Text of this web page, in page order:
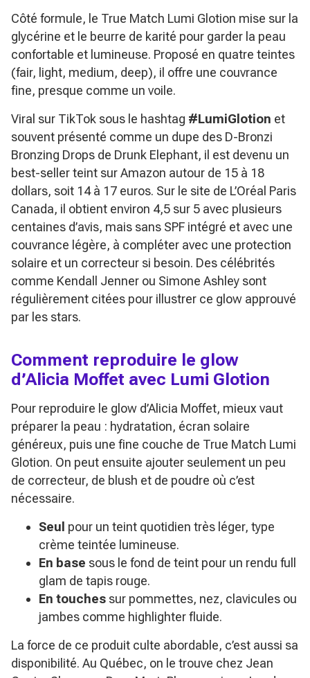
Côté formule, le True Match Lumi Glotion mise sur la
glycérine et le beurre de karité pour garder la peau
confortable et lumineuse. Proposé en quatre teintes
(fair, light, medium, deep), il offre une couvrance
fine, presque comme un voile.
Viral sur TikTok sous le hashtag #LumiGlotion et
souvent présenté comme un dupe des D-Bronzi
Bronzing Drops de Drunk Elephant, il est devenu un
best-seller teint sur Amazon autour de 15 à 18
dollars, soit 14 à 17 euros. Sur le site de L’Oréal Paris
Canada, il obtient environ 4,5 sur 5 avec plusieurs
centaines d’avis, mais sans SPF intégré et avec une
couvrance légère, à compléter avec une protection
solaire et un correcteur si besoin. Des célébrités
comme Kendall Jenner ou Simone Ashley sont
régulièrement citées pour illustrer ce glow approuvé
par les stars.
Comment reproduire le glow
d’Alicia Moffet avec Lumi Glotion
Pour reproduire le glow d’Alicia Moffet, mieux vaut
préparer la peau : hydratation, écran solaire
généreux, puis une fine couche de True Match Lumi
Glotion. On peut ensuite ajouter seulement un peu
de correcteur, de blush et de poudre où c’est
nécessaire.
Seul pour un teint quotidien très léger, type
crème teintée lumineuse.
En base sous le fond de teint pour un rendu full
glam de tapis rouge.
En touches sur pommettes, nez, clavicules ou
jambes comme highlighter fluide.
La force de ce produit culte abordable, c’est aussi sa
disponibilité. Au Québec, on le trouve chez Jean